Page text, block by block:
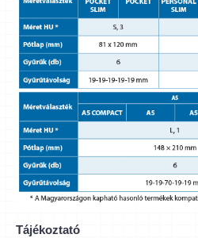
Tájékoztató